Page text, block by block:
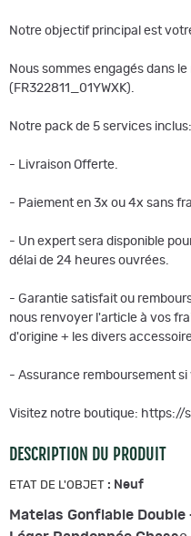
Notre objectif principal est
Nous sommes engagés dans
(FR322811_01YWXK).
Notre pack de 5 services inclus:
- Livraison Offerte.
- Paiement en 3x ou 4x sans
- Un expert sera disponible
délai de 24 heures ouvrées.
- Garantie satisfait ou
nous renvoyer l'article à vos
d'origine + les divers
- Assurance remboursement si
Visitez notre boutique: https://
DESCRIPTION DU PRODUIT
ETAT DE L'OBJET : Neuf
Matelas Gonflable